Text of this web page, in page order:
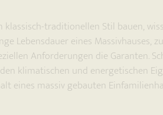
traditionellen Stil bauen,
Lebensdauer eines Massivhauses,
Anforderungen die Garanten.
klimatischen und energetischen
eines massiv gebauten